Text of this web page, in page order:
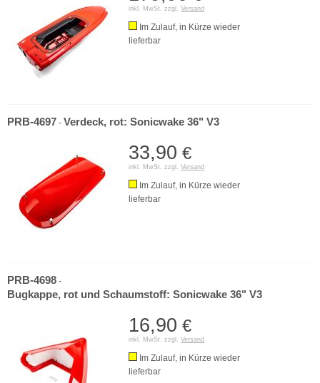
inkl. MwSt. zzgl. Versand
Im Zulauf, in Kürze wieder
lieferbar
PRB-4697 - Verdeck, rot: Sonicwake 36" V3
33,90 €
inkl. MwSt. zzgl. Versand
Im Zulauf, in Kürze wieder
lieferbar
PRB-4698 -
Bugkappe, rot und Schaumstoff: Sonicwake 36" V3
16,90 €
inkl. MwSt. zzgl. Versand
Im Zulauf, in Kürze wieder
lieferbar